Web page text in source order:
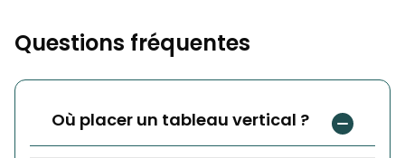
Questions fréquentes
Où placer un tableau vertical ?